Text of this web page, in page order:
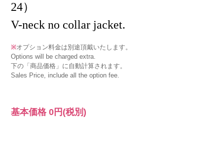
24）
V-neck no collar jacket.
※オプション料金は別途頂戴いたします。
Options will be charged extra.
下の「商品価格」に自動計算されます。
Sales Price, include all the option fee.
基本価格0円 (税別)